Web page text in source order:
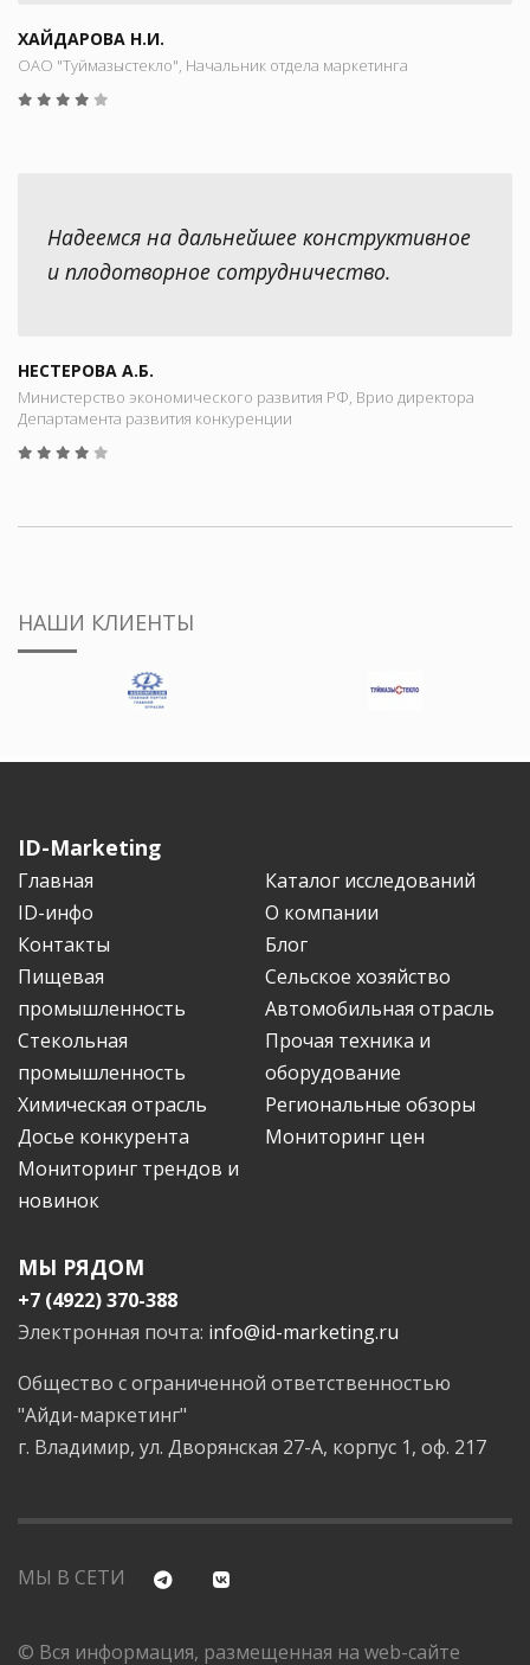
ХАЙДАРОВА Н.И.
ОАО "Туймазыстекло", Начальник отдела маркетинга
Надеемся на дальнейшее конструктивное
и плодотворное сотрудничество.
НЕСТЕРОВА А.Б.
Министерство экономического развития РФ, Врио директора
Департамента развития конкуренции
НАШИ КЛИЕНТЫ
ID-Marketing
Главная
Каталог исследований
ID-инфо
О компании
Контакты
Блог
Пищевая
промышленность
Сельское хозяйство
Автомобильная отрасль
Стекольная
промышленность
Прочая техника и
оборудование
Химическая отрасль
Региональные обзоры
Досье конкурента
Мониторинг цен
Мониторинг трендов и
новинок
МЫ РЯДОМ
+7 (4922) 370-388
Электронная почта: info@id-marketing.ru
Общество с ограниченной ответственностью
"Айди-маркетинг"
г. Владимир, ул. Дворянская 27-А, корпус 1, оф. 217
МЫ В СЕТИ
© Вся информация, размещенная на web-сайте